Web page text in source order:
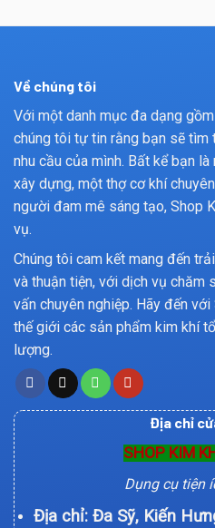
Về chúng tôi
Với một danh mục đa dạng
chúng tôi tự tin rằng bạn sẽ tìm
nhu cầu của mình. Bất kể bạn
xây dựng, một thợ cơ khí
người đam mê sáng tạo, Shop
vụ.
Chúng tôi cam kết mang đến
và thuận tiện, với dịch vụ chăm
vấn chuyên nghiệp. Hãy đến
thế giới các sản phẩm kim khí
lượng.
Địa chỉ
SHOP KIM
Dụng cụ tiện
Địa chỉ: Đa Sỹ, Kiến